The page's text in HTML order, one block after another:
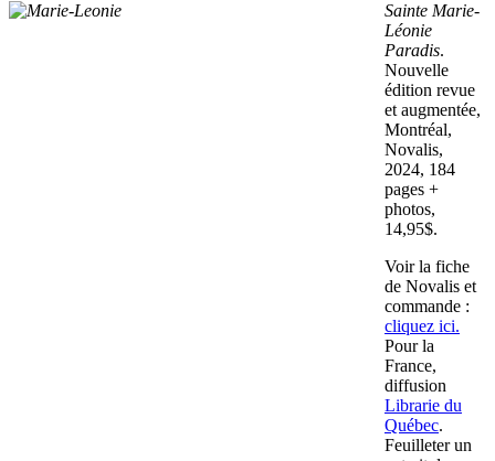
Sainte Marie-
Léonie
Paradis.
Nouvelle
édition revue
et augmentée,
Montréal,
Novalis,
2024, 184
pages +
photos,
14,95$.
Voir la fiche
de Novalis et
commande :
cliquez ici.
Pour la
France,
diffusion
Librarie du
Québec.
Feuilleter un